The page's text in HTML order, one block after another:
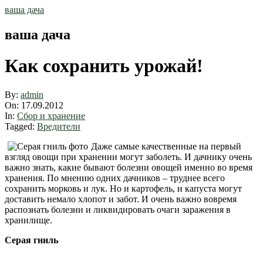
Skip
ваша дача
ваша дача
Как сохранить урожай!
By: admin
On: 17.09.2012
In: Сбор и хранение
Tagged: Вредители
Даже самые качественные на первый
взгляд овощи при хранении могут заболеть. И дачнику очень
важно знать, какие бывают болезни овощей именно во время
хранения. По мнению одних дачников – труднее всего
сохранить морковь и лук. Но и картофель, и капуста могут
доставить немало хлопот и забот. И очень важно вовремя
распознать болезни и ликвидировать очаги заражения в
хранилище.
Серая гниль